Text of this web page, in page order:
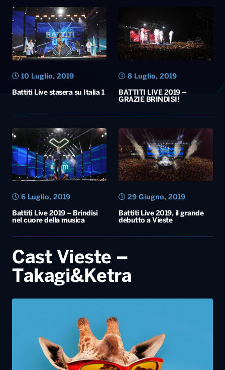
Battiti Live stasera su Italia 1
10 Luglio, 2019
BATTITI LIVE 2019 –
GRAZIE BRINDISI!
8 Luglio, 2019
Battiti Live 2019 – Brindisi
nel cuore della musica
6 Luglio, 2019
Battiti Live 2019, il grande
debutto a Vieste
29 Giugno, 2019
Cast Vieste –
Takagi&Ketra